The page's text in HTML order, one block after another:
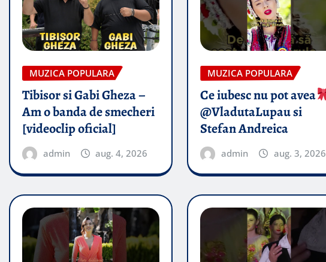
MUZICA POPULARA
Tibisor si Gabi Gheza –
Am o banda de smecheri
[videoclip oficial]
admin aug. 4, 2026
MUZICA POPULARA
Ce iubesc nu pot avea
@VladutaLupau si
Stefan Andreica
admin aug. 3, 2026